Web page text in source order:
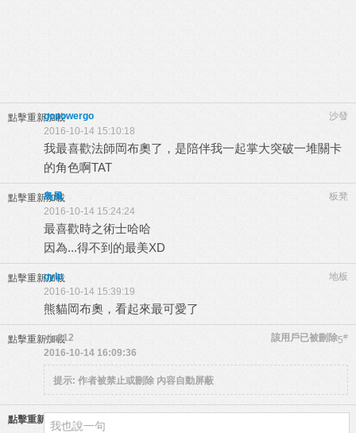
點擊重新加載 沙發
gopowergo
2016-10-14 15:10:18
我最喜歡法師岡布奧了，是陪伴我一起掌大突破一堆關卡
的角色啊TAT
點擊重新加載 板凳
島風
2016-10-14 15:24:24
最喜歡時之術士哈哈
因為...得不到的最美XD
點擊重新加載 地板
gylp
2016-10-14 15:39:19
熊貓岡布奧，看起來最可愛了
點擊重新加載 5#
xjp612
該用戶已被刪除
2016-10-14 16:09:36
提示: 作者被禁止或刪除 內容自動屏蔽
點擊重新加載